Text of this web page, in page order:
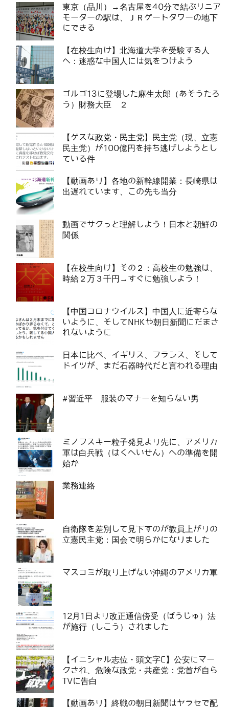
東京（品川）→名古屋を40分で結ぶリニア
モーターの駅は、ＪＲゲートタワーの地下
にできる
【在校生向け】北海道大学を受験する人
へ：迷惑な中国人には気をつけよう
ゴルゴ13に登場した麻生太郎（あそうたろ
う）財務大臣 ２
【ゲスな政党・民主党】民主党（現、立憲
民主党）が100億円を持ち逃げしようとし
ている件
【動画あり】各地の新幹線開業：長崎県は
出遅れています、この先も当分
動画でサクっと理解しよう！日本と朝鮮の
関係
【在校生向け】その２：高校生の勉強は、
時給２万３千円→すぐに勉強しよう！
【中国コロナウイルス】中国人に近寄らな
いように、そしてNHKや朝日新聞にだまさ
れないように
日本に比べ、イギリス、フランス、そして
ドイツが、まだ石器時代だと言われる理由
#習近平 服装のマナーを知らない男
ミノフスキー粒子発見より先に、アメリカ
軍は白兵戦（はくへいせん）への準備を開
始か
業務連絡
自衛隊を差別して見下すのが教員上がりの
立憲民主党：国会で明らかになりました
マスコミが取り上げない沖縄のアメリカ軍
12月1日より改正通信傍受（ぼうじゅ）法
が施行（しこう）されました
【イニシャル志位・頭文字C】公安にマー
クされ、危険な政党・共産党：党首が自ら
TVに告白
【動画あり】終戦の朝日新聞はヤラセで配